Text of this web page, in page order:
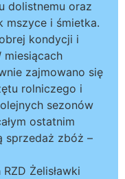
dolistnemu oraz
mszyce i śmietka.
kondycji i
zajmowano się
rolniczego i
sezonów
ostatnim
sprzedaż zbóż –
Żelisławki